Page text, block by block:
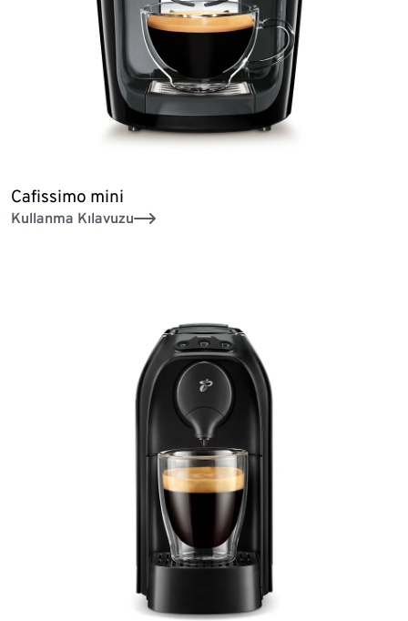
Cafissimo mini
Kullanma Kılavuzu